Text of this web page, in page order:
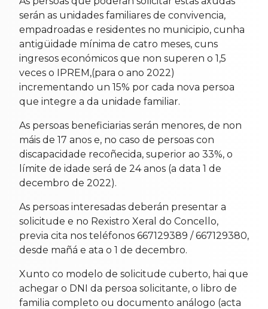
serán as unidades familiares de convivencia,
empadroadas e residentes no municipio, cunha
antigüidade mínima de catro meses, cuns
ingresos económicos que non superen o 1,5
veces o IPREM,(para o ano 2022)
incrementando un 15% por cada nova persoa
que integre a da unidade familiar.
As persoas beneficiarias serán menores, de non
máis de 17 anos e, no caso de persoas con
discapacidade recoñecida, superior ao 33%, o
límite de idade será de 24 anos (a data 1 de
decembro de 2022).
As persoas interesadas deberán presentar a
solicitude e no Rexistro Xeral do Concello,
previa cita nos teléfonos 667129389 / 667129380,
desde mañá e ata o 1 de decembro.
Xunto co modelo de solicitude cuberto, hai que
achegar o DNI da persoa solicitante, o libro de
familia completo ou documento análogo (acta